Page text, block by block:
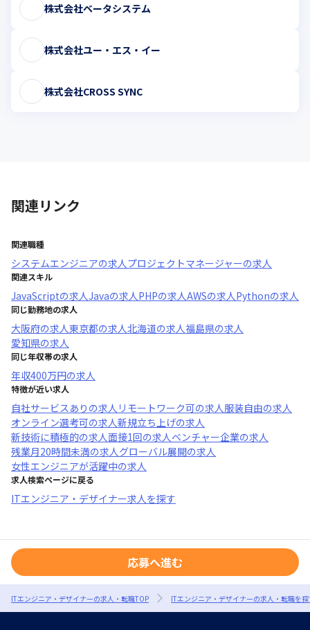
株式会社ベータシステム
株式会社ユー・エス・イー
株式会社CROSS SYNC
関連リンク
関連職種
システムエンジニアの求人プロジェクトマネージャーの求人
関連スキル
JavaScriptの求人Javaの求人PHPの求人AWSの求人Pythonの求人
同じ勤務地の求人
大阪府の求人東京都の求人北海道の求人福島県の求人
愛知県の求人
同じ年収帯の求人
年収400万円の求人
特徴が近い求人
自社サービスあり の求人 リモートワーク可の求人服装自由の求人
オンライン選考可の求人新規立ち上げの求人
新技術に積極的の求人面接1回の求人ベンチャー企業の求人
残業月20時間未満の求人グローバル展開の求人
女性エンジニアが活躍中の求人
求人検索ページに戻る
ITエンジニア・デザイナー求人を探す
応募へ進む
ITエンジニア・デザイナーの求人・転職TOP ITエンジニア・デザイナーの求人・転職を